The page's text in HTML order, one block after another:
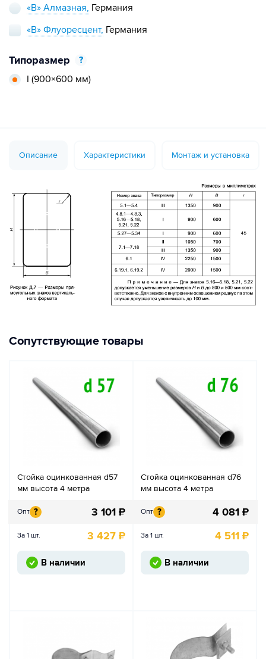
«В» Алмазная, Германия
«В» Флуоресцент, Германия
Типоразмер
?
I (900×600 мм)
Описание Характеристики Монтаж и установка
Сопутствующие товары
Стойка оцинкованная d57
мм высота 4 метра
Опт ? 3 101 ₽
За 1 шт. 3 427 ₽
В наличии
Стойка оцинкованная d76
мм высота 4 метра
Опт ? 4 081 ₽
За 1 шт. 4 511 ₽
В наличии